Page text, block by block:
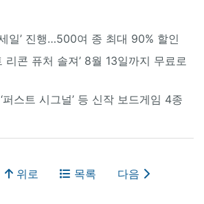
일’ 진행…500여 종 최대 90% 할인
리콘 퓨처 솔져’ 8월 13일까지 무료로
퍼스트 시그널’ 등 신작 보드게임 4종
위로 목록 다음